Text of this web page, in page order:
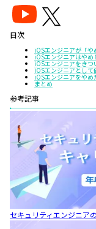
目次
iOSエンジニアが「
iOSエンジニアはや
iOSエンジニアをき
iOSエンジニアとし
iOSエンジニアをや
まとめ
参考記事
セキュリティエンジニア